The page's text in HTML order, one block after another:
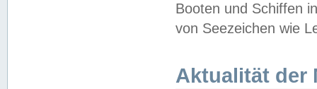
Booten und Schiffen
von Seezeichen wie
Aktualität der